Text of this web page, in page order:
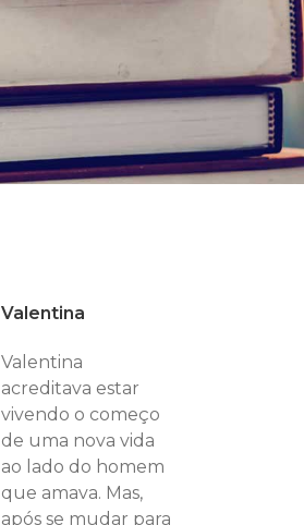
Valentina
Valentina
acreditava estar
vivendo o começo
de uma nova vida
ao lado do homem
que amava. Mas,
após se mudar para